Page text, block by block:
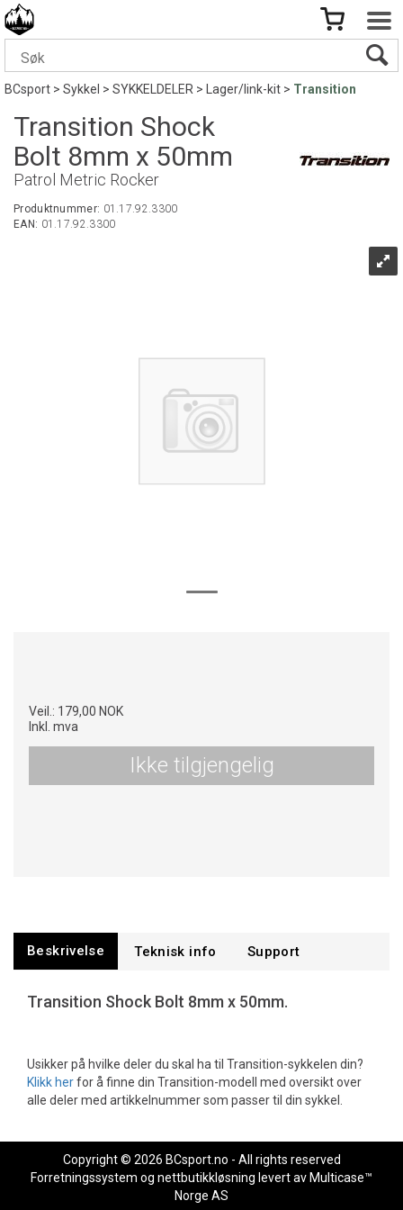
BCsport>Sykkel >SYKKELDELER> Lager/link-kit>Transition
Transition Shock
Bolt 8mm x 50mm
Patrol Metric Rocker
Produktnummer: 01.17.92.3300
EAN: 01.17.92.3300
Veil.: 179,00 NOK
Inkl. mva
Ikke tilgjengelig
Beskrivelse Teknisk info Support
Transition Shock Bolt 8mm x 50mm.
Usikker på hvilke deler du skal ha til Transition-sykkelen din?
Klikk herfor å finne din Transition-modell med oversikt over
alle deler med artikkelnummer som passer til din sykkel.
Copyright © 2026 BCsport.no - All rights reserved
Forretningssystem og nettbutikkløsning levert av Multicase™
Norge AS